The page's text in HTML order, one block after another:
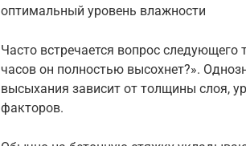
оптимальный уровень влажности
Часто встречается вопрос
часов он полностью высохнет?».
высыхания зависит от толщины слоя,
факторов.